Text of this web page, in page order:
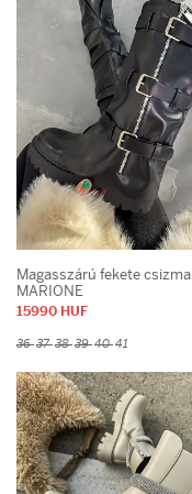
Magasszárú fekete csizma
MARIONE
15990 HUF
363738394041